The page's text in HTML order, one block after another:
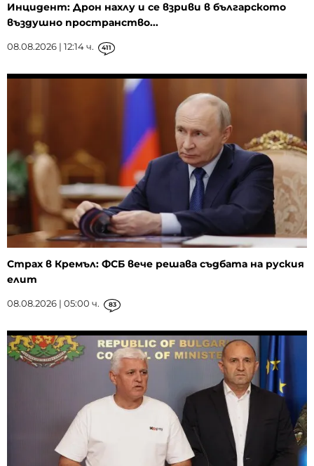
Инцидент: Дрон нахлу и се взриви в българското
въздушно пространство...
08.08.2026 | 12:14 ч. 411
Страх в Кремъл: ФСБ вече решава съдбата на руския
елит
08.08.2026 | 05:00 ч. 83